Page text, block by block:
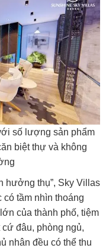
số lượng sản phẩm
biệt thự và không
hưởng thụ”, Sky Villas
tầm nhìn thoáng
của thành phố, tiệm
đâu, phòng ngủ,
nhân đều có thể thu